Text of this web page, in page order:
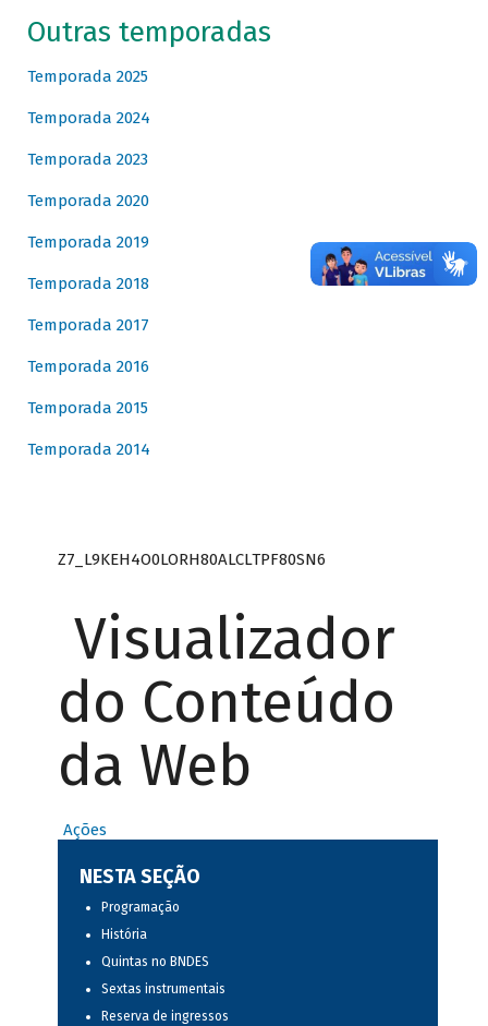
Outras temporadas
Temporada 2025
Temporada 2024
Temporada 2023
Temporada 2020
Temporada 2019
Temporada 2018
Temporada 2017
Temporada 2016
Temporada 2015
Temporada 2014
Z7_L9KEH4O0LORH80ALCLTPF80SN6
Visualizador
do Conteúdo
da Web
Ações
NESTA SEÇÃO
Programação
História
Quintas no BNDES
Sextas instrumentais
Reserva de ingressos